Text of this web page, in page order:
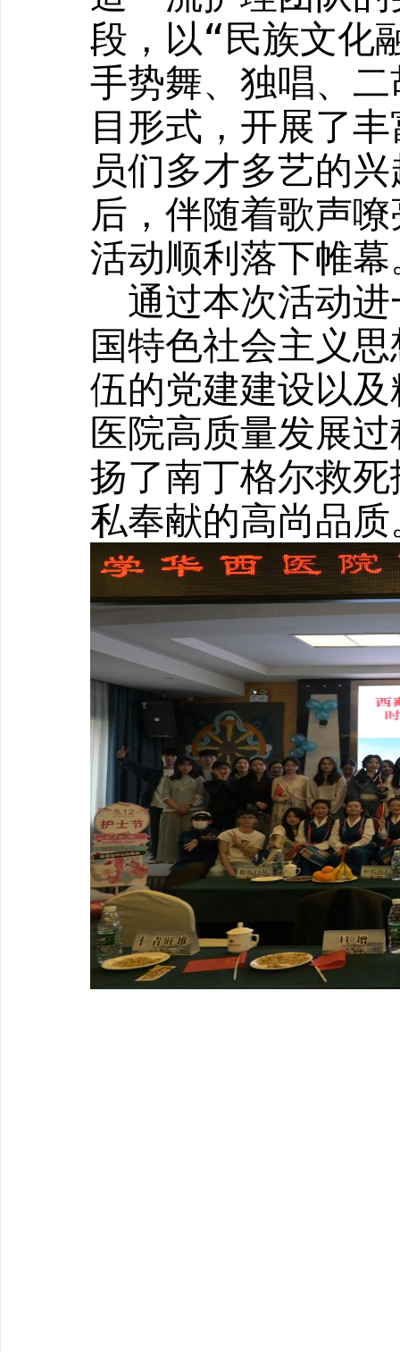
段，以“民族文化
手势舞、独唱、
目形式，开展了
员们多才多艺的
后，伴随着歌声
活动顺利落下帷幕
通过本次活动
国特色社会主义
伍的党建建设以
医院高质量发展
扬了南丁格尔救
私奉献的高尚品质